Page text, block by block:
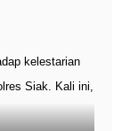
kelestarian
Siak. Kali ini,